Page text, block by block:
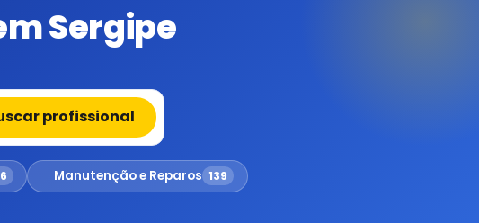
Sergipe
profissional
Manutenção e Reparos 139